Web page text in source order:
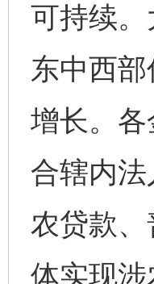
可持续
东中西
增长。
合辖内
农贷款
体实现